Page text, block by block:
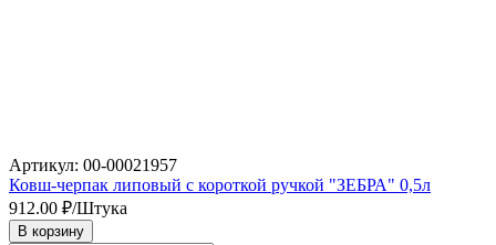
Артикул: 00-00021957
Ковш-черпак липовый с короткой ручкой "ЗЕБРА" 0,5л
912.00 ₽/Штука
В корзину